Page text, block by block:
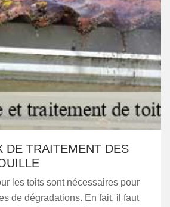
DE TRAITEMENT DES
les toits sont nécessaires pour
de dégradations. En fait, il faut